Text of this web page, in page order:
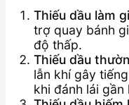
Thiếu dầu làm
trợ quay bánh
độ thấp.
Thiếu dầu
lẫn khí gây
khi đánh lái gần